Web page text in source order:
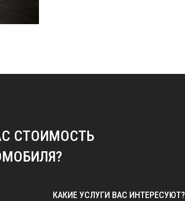
СТОИМОСТЬ
КАКИЕ УСЛУГИ ВАС ИНТЕРЕСУЮТ?